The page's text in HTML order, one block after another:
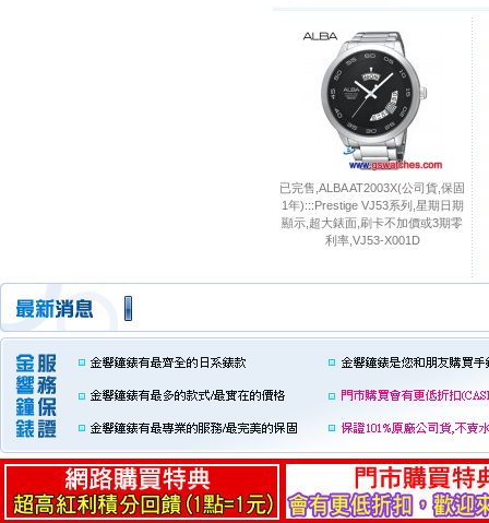
已完售,ALBA AT2003X(公司貨,保固
1年):::Prestige VJ53系列,星期日期
顯示,超大錶面,刷卡不加價或3期零
利率,VJ53-X001D